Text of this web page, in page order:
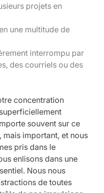
projets en
une multitude de
interrompu par
des courriels ou des
concentration
souvent sur ce
important, et nous
pris dans le
enlisons dans une
Nous nous
de toutes